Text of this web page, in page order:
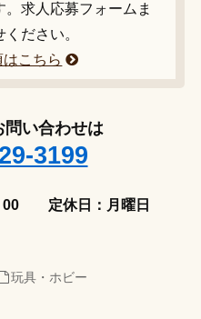
玩具・ホビー
求人応募フォームま
ださい。
こちら
問い合わせは
3199
定休日：月曜日